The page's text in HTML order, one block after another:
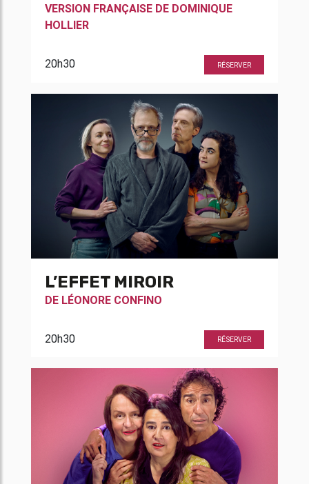
VERSION FRANÇAISE DE DOMINIQUE
HOLLIER
20h30 RÉSERVER
L’EFFET MIROIR
DE LÉONORE CONFINO
20h30 RÉSERVER